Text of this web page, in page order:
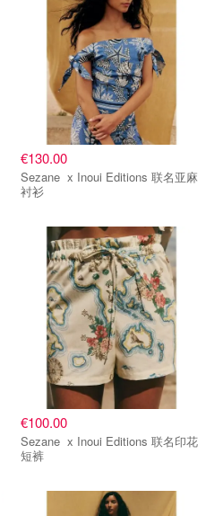
€130.00
Sezane x Inoui Editions 联名亚麻
衬衫
€100.00
Sezane x Inoui Editions 联名印花
短裤